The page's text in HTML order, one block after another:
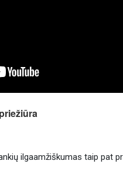
ilgaamžiškumas taip pat